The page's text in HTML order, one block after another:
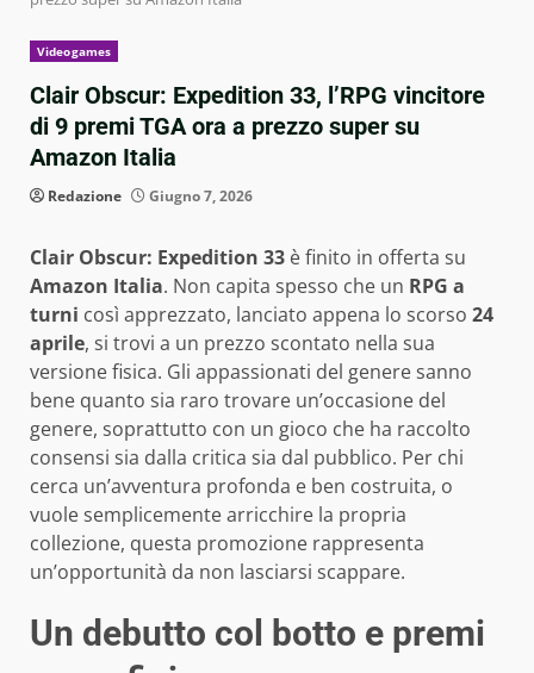
Videogames
Clair Obscur: Expedition 33, l’RPG vincitore
di 9 premi TGA ora a prezzo super su
Amazon Italia
Redazione Giugno 7, 2026
Clair Obscur: Expedition 33 è finito in offerta su
Amazon Italia. Non capita spesso che un RPG a
turni così apprezzato, lanciato appena lo scorso 24
aprile, si trovi a un prezzo scontato nella sua
versione fisica. Gli appassionati del genere sanno
bene quanto sia raro trovare un’occasione del
genere, soprattutto con un gioco che ha raccolto
consensi sia dalla critica sia dal pubblico. Per chi
cerca un’avventura profonda e ben costruita, o
vuole semplicemente arricchire la propria
collezione, questa promozione rappresenta
un’opportunità da non lasciarsi scappare.
Un debutto col botto e premi